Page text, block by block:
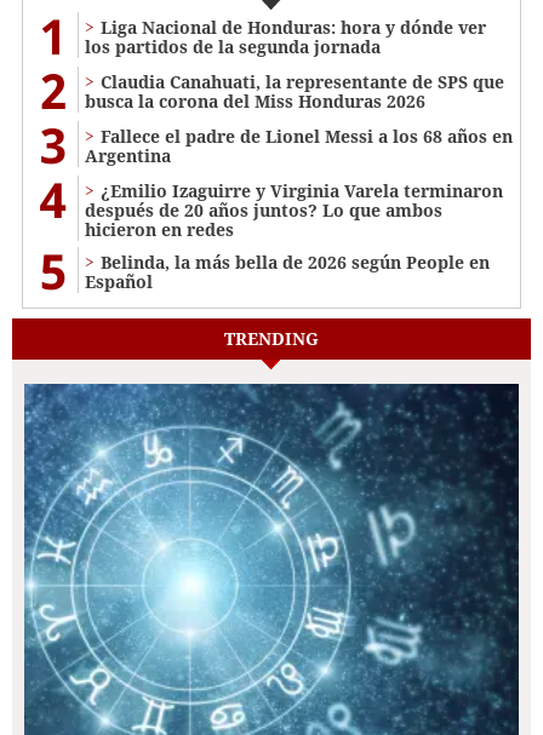
1
Liga Nacional de Honduras: hora y dónde ver
los partidos de la segunda jornada
2
Claudia Canahuati, la representante de SPS que
busca la corona del Miss Honduras 2026
3
Fallece el padre de Lionel Messi a los 68 años en
Argentina
4
¿Emilio Izaguirre y Virginia Varela terminaron
después de 20 años juntos? Lo que ambos
hicieron en redes
5
Belinda, la más bella de 2026 según People en
Español
TRENDING